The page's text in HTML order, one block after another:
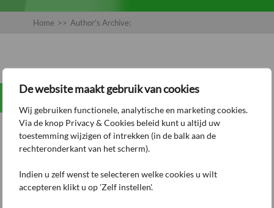
De website maakt gebruik van cookies
Wij gebruiken functionele, analytische en marketing cookies.
Via de knop Privacy & Cookies beleid kunt u altijd uw
toestemming wijzigen of intrekken (in de balk aan de
rechteronderkant van het scherm).
Indien u zelf wenst te selecteren welke cookies u wilt
accepteren klikt u op 'Zelf instellen'.
Home >> Author's Archive:
Hello world!
Welcome to WordPress. This is your first post.
Edit or delete it, then start writing!
 admin